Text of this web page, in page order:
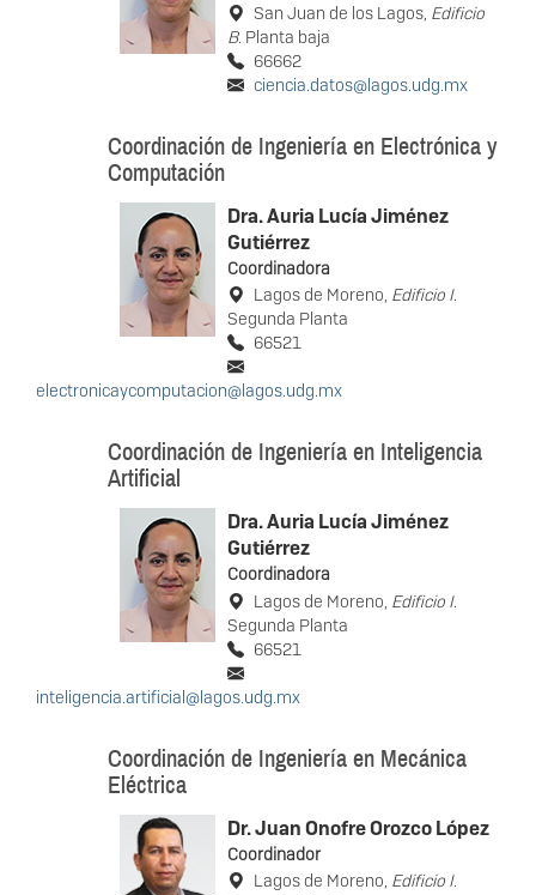
San Juan de los Lagos, Edificio
B. Planta baja
66662
ciencia.datos@lagos.udg.mx
Coordinación de Ingeniería en Electrónica y
Computación
Dra. Auria Lucía Jiménez
Gutiérrez
Coordinadora
Lagos de Moreno, Edificio I.
Segunda Planta
66521
electronicaycomputacion@lagos.udg.mx
Coordinación de Ingeniería en Inteligencia
Artificial
Dra. Auria Lucía Jiménez
Gutiérrez
Coordinadora
Lagos de Moreno, Edificio I.
Segunda Planta
66521
inteligencia.artificial@lagos.udg.mx
Coordinación de Ingeniería en Mecánica
Eléctrica
Dr. Juan Onofre Orozco López
Coordinador
Lagos de Moreno, Edificio I.